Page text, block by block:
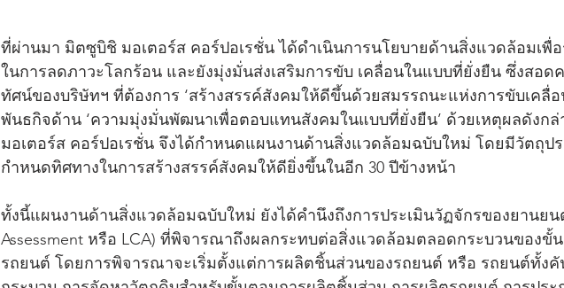
ที่ผ่านมา มิตซูบิชิ มอเตอร์ส คอร์ปอเรชั่น ได้ดำเนินการนโยบายด้านสิ่งแวดล้อมเพื่
ในการลดภาวะโลกร้อน และยังมุ่งมั่นส่งเสริมการขับ เคลื่อนในแบบที่ยั่งยืน ซึ่งสอด
ทัศน์ของบริษัทฯ ที่ต้องการ ‘สร้างสรรค์สังคมให้ดีขึ้นด้วยสมรรถนะแห่งการขับเคลื่อ
พันธกิจด้าน ‘ความมุ่งมั่นพัฒนาเพื่อตอบแทนสังคมในแบบที่ยั่งยืน’ ด้วยเหตุผลดังก
มอเตอร์ส คอร์ปอเรชั่น จึงได้กำหนดแผนงานด้านสิ่งแวดล้อมฉบับใหม่ โดยมีวัตถุปร
กำหนดทิศทางในการสร้างสรรค์สังคมให้ดียิ่งขึ้นในอีก 30 ปีข้างหน้า
ทั้งนี้แผนงานด้านสิ่งแวดล้อมฉบับใหม่ ยังได้คำนึงถึงการประเมินวัฏจักรของยานยน
Assessment หรือ LCA) ที่พิจารณาถึงผลกระทบต่อสิ่งแวดล้อมตลอดกระบวนของขั้
รถยนต์ โดยการพิจารณาจะเริ่มตั้งแต่การผลิตชิ้นส่วนของรถยนต์ หรือ รถยนต์ทั้ง